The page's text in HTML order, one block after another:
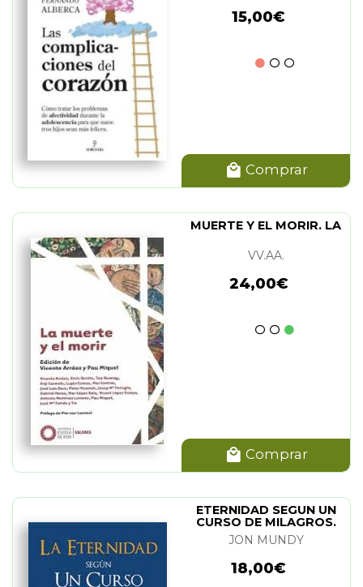
15,00€
Comprar
MUERTE Y EL MORIR. LA
VV.AA.
24,00€
Comprar
ETERNIDAD SEGUN UN
CURSO DE MILAGROS.
LA
JON MUNDY
18,00€